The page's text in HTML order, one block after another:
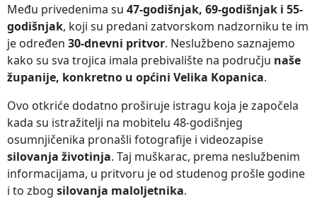
Među privedenima su 47-godišnjak, 69-godišnjak i 55-
godišnjak, koji su predani zatvorskom nadzorniku te im
je određen 30-dnevni pritvor. Neslužbeno saznajemo
kako su sva trojica imala prebivalište na području naše
županije, konkretno u općini Velika Kopanica.
Ovo otkriće dodatno proširuje istragu koja je započela
kada su istražitelji na mobitelu 48-godišnjeg
osumnjičenika pronašli fotografije i videozapise
silovanja životinja. Taj muškarac, prema neslužbenim
informacijama, u pritvoru je od studenog prošle godine
i to zbog silovanja maloljetnika.